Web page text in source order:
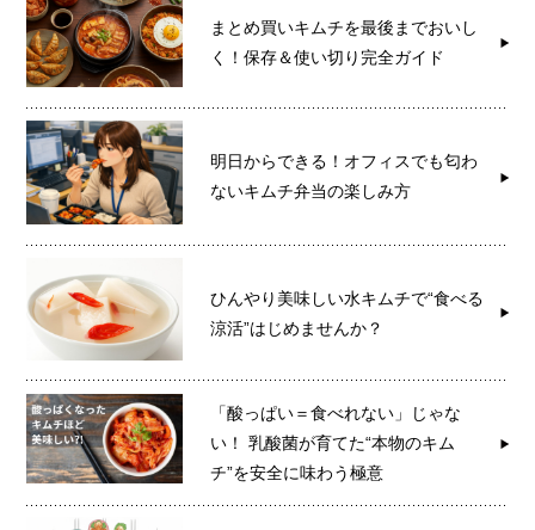
まとめ買いキムチを最後までおいし
く！保存＆使い切り完全ガイド
明日からできる！オフィスでも匂わ
ないキムチ弁当の楽しみ方
ひんやり美味しい水キムチで“食べる
涼活”はじめませんか？
「酸っぱい＝食べれない」じゃな
い！ 乳酸菌が育てた“本物のキム
チ”を安全に味わう極意